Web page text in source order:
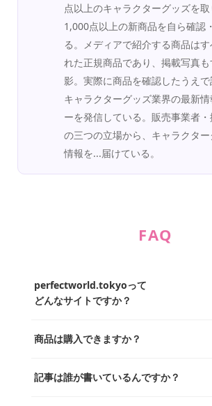
点以上のキャラクターグッズを
1,000点以上の新商品を自ら確認
る。メディアで紹介する商品は
れた正規商品であり、掲載写真
影。実際に商品を確認したうえで
キャラクターグッズ業界の最新
ーを発信している。販売事業者
の三つの立場から、キャラクタ
情報を...届けている。
FAQ
perfectworld.tokyoって
どんなサイトですか？
ってもらうニュースサイトです。運営はキ
を中心に行われており、私たちは実際に
商品は購入できますか？
「perfectworld.shop」で、ほとんど全ての
記事は誰が書いているんですか？